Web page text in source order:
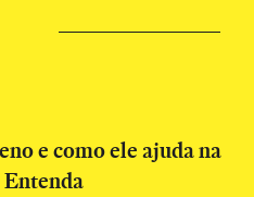
e como ele ajuda na